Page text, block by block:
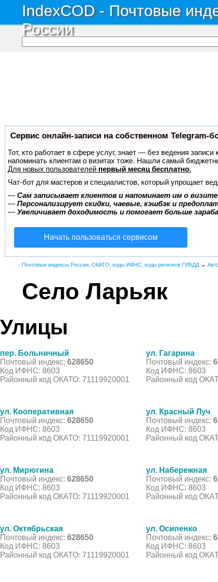
IndexCOD - Почтовые
России
Сервис онлайн-записи на собственном Telegram-
Тот, кто работает в сфере услуг, знает — без ведения
напоминать клиентам о визитах тоже. Нашли самый
Для новых пользователей первый месяц бесплатно.
Чат-бот для мастеров и специалистов, который упрощает
— Сам записывает клиентов и напоминает им о
— Персонализирует скидки, чаевые, кэшбэк и
— Увеличивает доходимость и помогает больше
Начать пользоваться сервисом
Почтовые индексы России, ОКАТО, коды ИФНС, коды регионов ГИБДД →
Село Ларьяк
Улицы
пер. Больничный
Почтовый индекс: 628650
Код ИФНС: 8603
Районный код ОКАТО: 71119920001
ул. Гагарина
Почтовый индекс:
Код ИФНС: 8603
Районный код
ул. Кооперативная
Почтовый индекс: 628650
Код ИФНС: 8603
Районный код ОКАТО: 71119920001
ул. Красный Луч
Почтовый индекс:
Код ИФНС: 8603
Районный код
ул. Мирюгина
Почтовый индекс: 628650
Код ИФНС: 8603
Районный код ОКАТО: 71119920001
ул. Набережная
Почтовый индекс:
Код ИФНС: 8603
Районный код
ул. Октябрьская
Почтовый индекс: 628650
Код ИФНС: 8603
Районный код ОКАТО: 71119920001
ул. Осипенко
Почтовый индекс:
Код ИФНС: 8603
Районный код